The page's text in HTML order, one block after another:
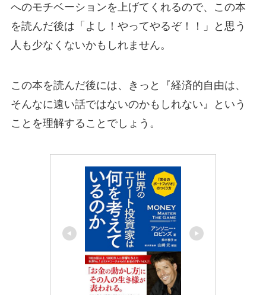
へのモチベーションを上げてくれるので、この本
を読んだ後は「よし！やってやるぞ！！」と思う
人も少なくないかもしれません。
この本を読んだ後には、きっと『経済的自由は、
そんなに遠い話ではないのかもしれない』という
ことを理解することでしょう。